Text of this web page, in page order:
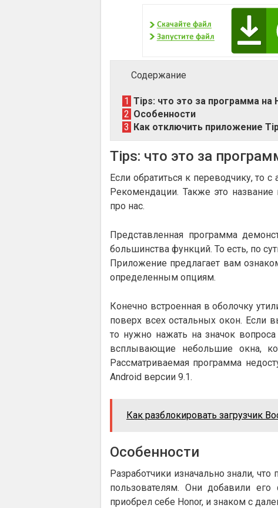
Содержание
1 Tips: что это за программа на
2 Особенности
3 Как отключить приложение
Tips: что это за
Если обратиться к переводчику, то
Рекомендации. Также это
про нас.
Представленная программа
большинства функций. То есть, по
Приложение предлагает вам
определенным опциям.
Конечно встроенная в оболочку
поверх всех остальных окон. Если
то нужно нажать на значок
всплывающие небольшие окна,
Рассматриваемая программа
Android версии 9.1.
Как разблокировать загрузчик
Особенности
Разработчики изначально знали,
пользователям. Они добавили
приобрел себе Honor, и знаком с